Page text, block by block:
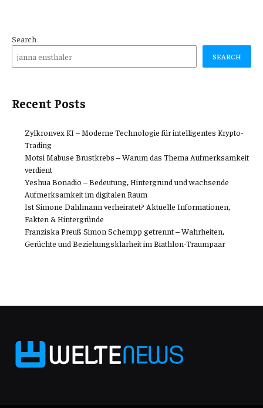
Search
SEARCH
Recent Posts
Zylkronvex KI – Moderne Technologie für intelligentes Krypto-
Trading
Motsi Mabuse Brustkrebs – Warum das Thema Aufmerksamkeit
verdient
Yeshua Bonadio – Bedeutung, Hintergrund und wachsende
Aufmerksamkeit im digitalen Raum
Ist Simone Dahlmann verheiratet? Aktuelle Informationen,
Fakten & Hintergründe
Franziska Preuß Simon Schempp getrennt – Wahrheiten,
Gerüchte und Beziehungsklarheit im Biathlon-Traumpaar